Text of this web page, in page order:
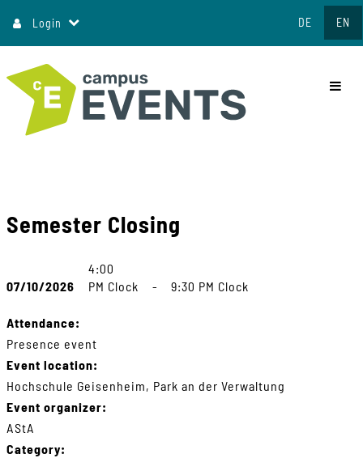
content
Login DE EN
Semester Closing
07/10/2026
4:00
PM Clock
- 9:30 PM Clock
Attendance:
Presence event
Event location:
Hochschule Geisenheim, Park an der Verwaltung
Event organizer:
AStA
Category: